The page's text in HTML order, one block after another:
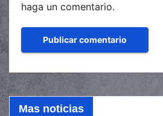
haga un comentario.
Mas noticias